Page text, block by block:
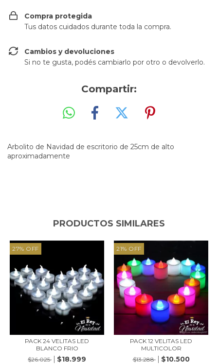
Compra protegida
Tus datos cuidados durante toda la compra.
Cambios y devoluciones
Si no te gusta, podés cambiarlo por otro o devolverlo.
Compartir:
Arbolito de Navidad de escritorio de 25cm de alto
aproximadamente
PRODUCTOS SIMILARES
27% OFF
PACK 24 VELITAS LED
BLANCO FRIO
$26.025
$18.999
21% OFF
PACK 12 VELITAS LED
MULTICOLOR
$13.288
$10.500